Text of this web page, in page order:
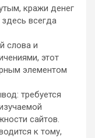
кражи денег
всегда
слова и
этот
элементом
требуется
сайтов.
к тому,